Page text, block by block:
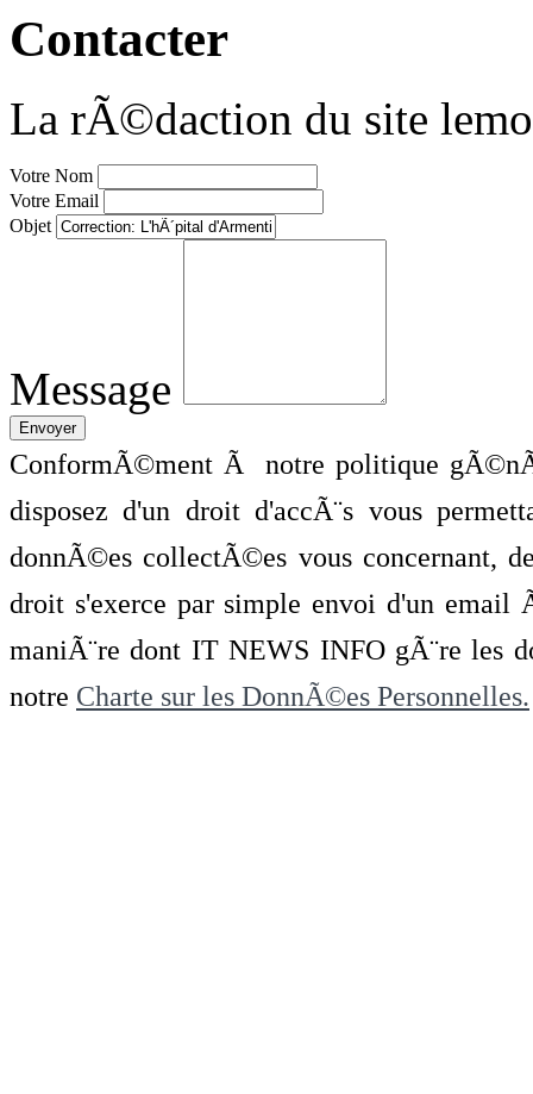
Contacter
La rÃ©daction du site
Votre Nom
Votre Email
Objet
Message
ConformÃ©ment Ã notre politique
disposez d'un droit d'accÃ¨s vous
donnÃ©es collectÃ©es vous concernant,
droit s'exerce par simple envoi d'un
maniÃ¨re dont IT NEWS INFO gÃ¨re les
notre Charte sur les DonnÃ©es Personnelles.